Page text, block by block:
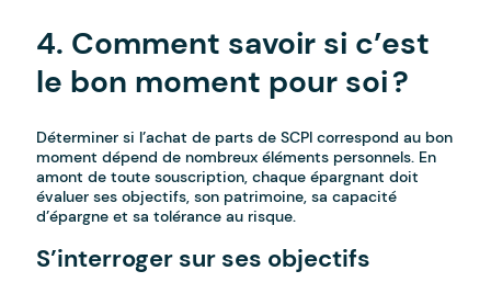
4. Comment savoir si c’est
le bon moment pour soi ?
Déterminer si l’achat de parts de SCPI correspond au bon
moment dépend de nombreux éléments personnels. En
amont de toute souscription, chaque épargnant doit
évaluer ses objectifs, son patrimoine, sa capacité
d’épargne et sa tolérance au risque.
S’interroger sur ses objectifs